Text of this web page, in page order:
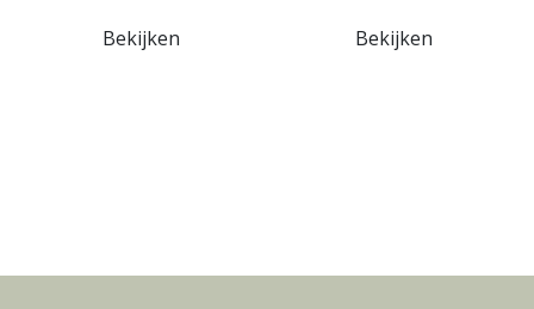
Bekijken
Bekijken